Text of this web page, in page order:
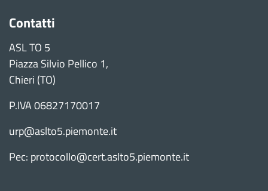
Contatti
ASL TO 5
Piazza Silvio Pellico 1,
Chieri (TO)
P.IVA 06827170017
urp@aslto5.piemonte.it
Pec: protocollo@cert.aslto5.piemonte.it